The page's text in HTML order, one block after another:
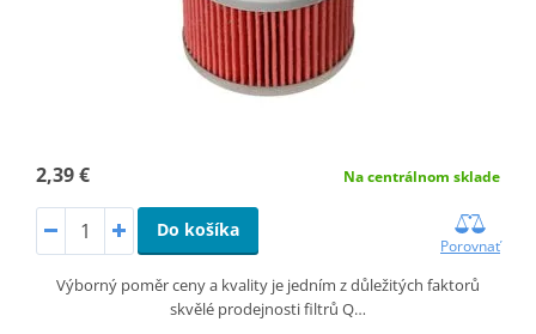
2,39 € Na centrálnom sklade
Do košíka
Porovnať
Výborný poměr ceny a kvality je jedním z důležitých faktorů
skvělé prodejnosti filtrů Q…